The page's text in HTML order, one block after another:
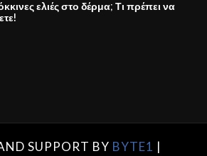
ελιές στο δέρμα; Τι πρέπει να
SUPPORT BY BYTE1 |